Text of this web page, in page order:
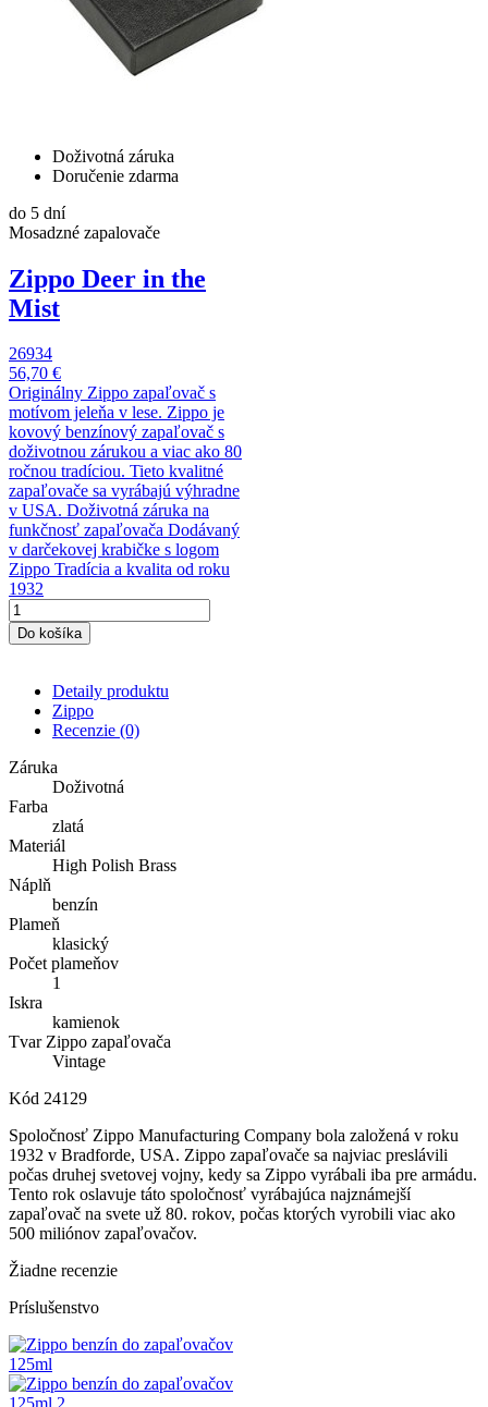
Doživotná záruka
Doručenie zdarma
do 5 dní
Mosadzné zapalovače
Zippo Deer in the
Mist
26934
56,70 €
Originálny Zippo zapaľovač s
motívom jeleňa v lese. Zippo je
kovový benzínový zapaľovač s
doživotnou zárukou a viac ako 80
ročnou tradíciou. Tieto kvalitné
zapaľovače sa vyrábajú výhradne
v USA. Doživotná záruka na
funkčnosť zapaľovača Dodávaný
v darčekovej krabičke s logom
Zippo Tradícia a kvalita od roku
1932
Do košíka
Detaily produktu
Zippo
Recenzie (0)
Záruka
Doživotná
Farba
zlatá
Materiál
High Polish Brass
Náplň
benzín
Plameň
klasický
Počet plameňov
1
Iskra
kamienok
Tvar Zippo zapaľovača
Vintage
Kód 24129
Spoločnosť Zippo Manufacturing Company bola založená v roku
1932 v Bradforde, USA. Zippo zapaľovače sa najviac preslávili
počas druhej svetovej vojny, kedy sa Zippo vyrábali iba pre armádu.
Tento rok oslavuje táto spoločnosť vyrábajúca najznámejší
zapaľovač na svete už 80. rokov, počas ktorých vyrobili viac ako
500 miliónov zapaľovačov.
Žiadne recenzie
Príslušenstvo